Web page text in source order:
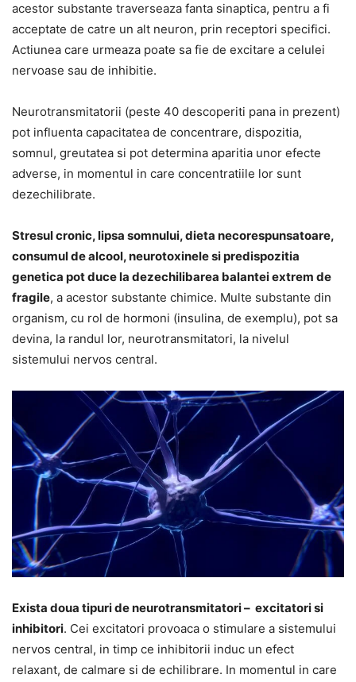
acestor substante traverseaza fanta sinaptica, pentru a fi
acceptate de catre un alt neuron, prin receptori specifici.
Actiunea care urmeaza poate sa fie de excitare a celulei
nervoase sau de inhibitie.
Neurotransmitatorii (peste 40 descoperiti pana in prezent)
pot influenta capacitatea de concentrare, dispozitia,
somnul, greutatea si pot determina aparitia unor efecte
adverse, in momentul in care concentratiile lor sunt
dezechilibrate.
Stresul cronic, lipsa somnului, dieta necorespunsatoare,
consumul de alcool, neurotoxinele si predispozitia
genetica pot duce la dezechilibarea balantei extrem de
fragile, a acestor substante chimice. Multe substante din
organism, cu rol de hormoni (insulina, de exemplu), pot sa
devina, la randul lor, neurotransmitatori, la nivelul
sistemului nervos central.
Exista doua tipuri de neurotransmitatori – excitatori si
inhibitori. Cei excitatori provoaca o stimulare a sistemului
nervos central, in timp ce inhibitorii induc un efect
relaxant, de calmare si de echilibrare. In momentul in care